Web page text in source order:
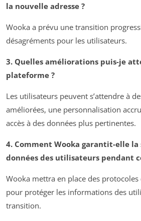
la nouvelle adresse ?
Wooka a prévu une transition
désagréments pour les utilisateurs.
3. Quelles améliorations puis-je
plateforme ?
Les utilisateurs peuvent s’attendre à
améliorées, une personnalisation
accès à des données plus pertinentes.
4. Comment Wooka garantit-elle la
données des utilisateurs pendant
Wooka mettra en place des
pour protéger les informations des
transition.